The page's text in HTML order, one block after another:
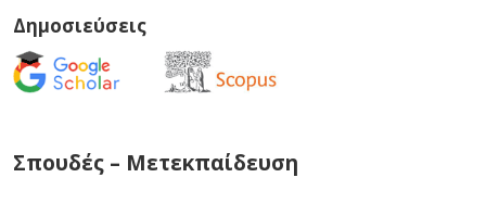
Δημοσιεύσεις
Σπουδές – Μετεκπαίδευση